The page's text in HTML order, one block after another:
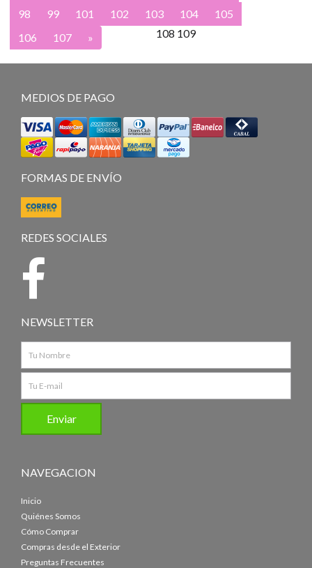
98
99 101 102 103 104
105
106
107 108 109
»
MEDIOS DE PAGO
FORMAS DE ENVÍO
REDES SOCIALES
NEWSLETTER
NAVEGACION
Inicio
Quiénes Somos
Cómo Comprar
Compras desde el Exterior
Preguntas Frecuentes